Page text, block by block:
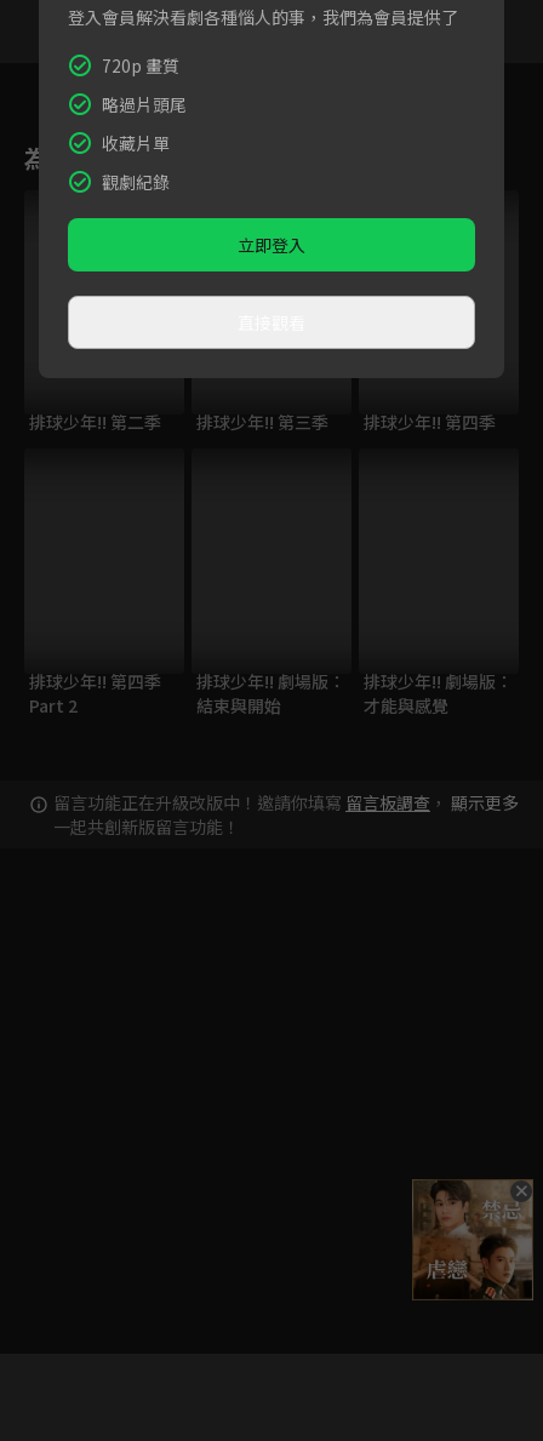
20 21
為您推薦
排球少年!! 第二季 排球少年!! 第三季 排球少年!! 第四季
排球少年!! 第四季
Part 2
排球少年!! 劇場版：
結束與開始
排球少年!! 劇場版：
才能與感覺
留言功能正在升級改版中！邀請你填寫 留言板調查 ，
一起共創新版留言功能！
顯示更多
登入會員解決看劇各種惱人的事，我們為會員提供了
720p 畫質
略過片頭尾
收藏片單
觀劇紀錄
立即登入